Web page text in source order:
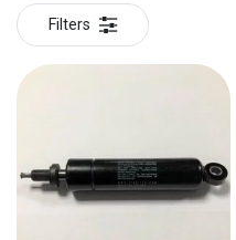
Filters